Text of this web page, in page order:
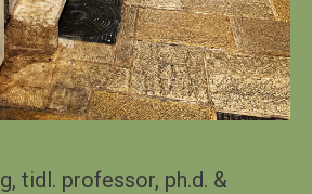
tidl. professor, ph.d. &